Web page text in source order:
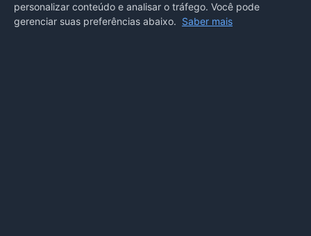
PORTAL COVID-19
personalizar conteúdo e analisar o tráfego. Você pode
gerenciar suas preferências abaixo. Saber mais